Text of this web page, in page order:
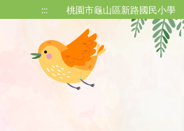
::: 桃園市龜山區新路國民小學